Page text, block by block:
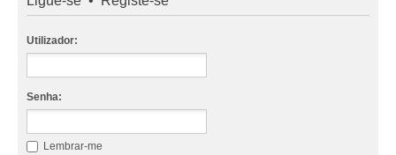
Utilizador:
Senha:
Lembrar-me